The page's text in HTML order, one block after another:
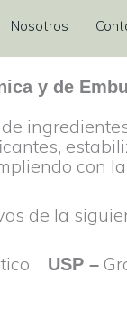
Nosotros
y de
con
de la
USP –